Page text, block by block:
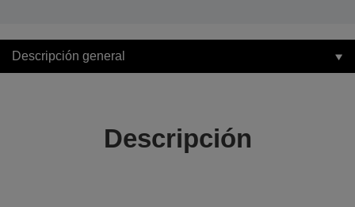
Descripción general
Descripción